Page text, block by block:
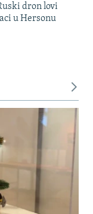
dron lovi
u Hersonu